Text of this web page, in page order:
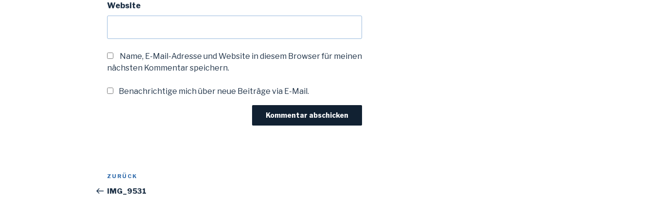
Website
Name, E-Mail-Adresse und Website in diesem Browser für meinen
nächsten Kommentar speichern.
Benachrichtige mich über neue Beiträge via E-Mail.
Beitragsnavigation
Vorheriger
Beitrag
ZURÜCK
IMG_9531